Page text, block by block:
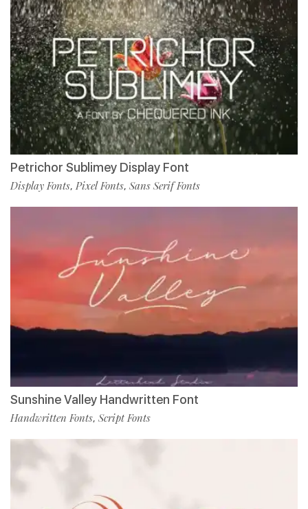
Petrichor Sublimey Display Font
Display Fonts, Pixel Fonts, Sans Serif Fonts
Sunshine Valley Handwritten Font
Handwritten Fonts, Script Fonts